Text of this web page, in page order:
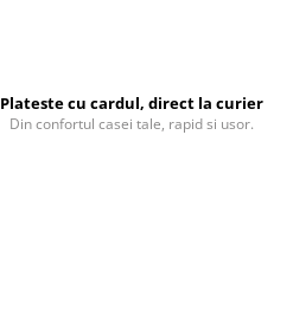
Plateste cu cardul, direct la curier
Din confortul casei tale, rapid si usor.